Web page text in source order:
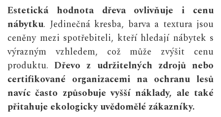
Estetická hodnota dřeva ovlivňuje i cenu
nábytku. Jedinečná kresba, barva a textura jsou
ceněny mezi spotřebiteli, kteří hledají nábytek s
výrazným vzhledem, což může zvýšit cenu
produktu.Dřevo z udržitelných zdrojů nebo
certifikované organizacemi na ochranu lesů
navíc často způsobuje vyšší náklady, ale také
přitahuje ekologicky uvědomělé zákazníky.